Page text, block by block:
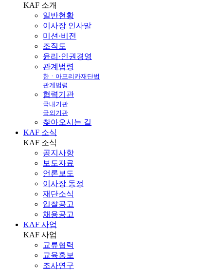
KAF 소개
일반현황
이사장 인사말
미션·비전
조직도
윤리·인권경영
관계법령
한ㆍ아프리카재단법
관계법령
협력기관
국내기관
국외기관
찾아오시는 길
KAF 소식
KAF 소식
공지사항
보도자료
언론보도
이사장 동정
재단소식
입찰공고
채용공고
KAF 사업
KAF 사업
교류협력
교육홍보
조사연구